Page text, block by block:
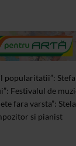
popularitatii”:
Festivalul de
fara varsta”:
si pianist